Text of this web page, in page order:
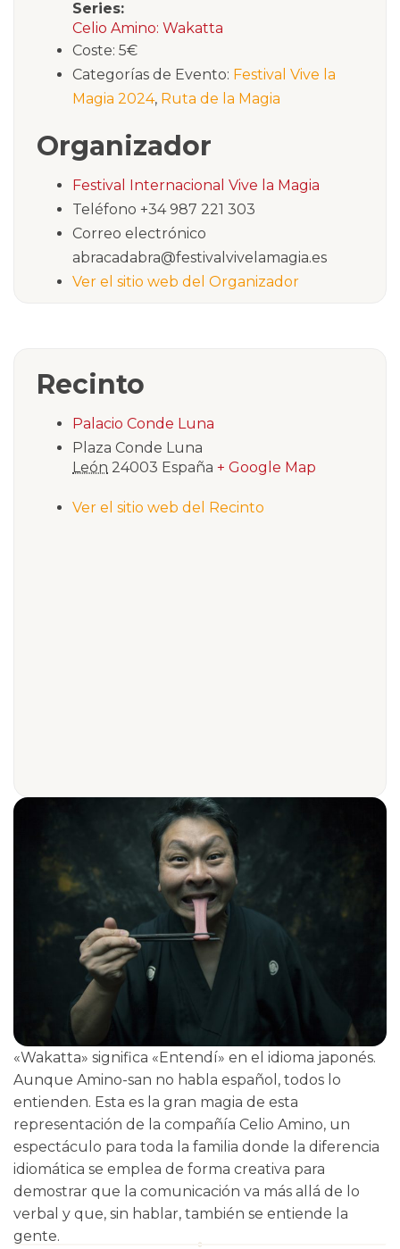
Series:
Celio Amino: Wakatta
Coste: 5€
Categorías de Evento: Festival Vive la
Magia 2024, Ruta de la Magia
Organizador
Festival Internacional Vive la Magia
Teléfono +34 987 221 303
Correo electrónico
abracadabra@festivalvivelamagia.es
Ver el sitio web del Organizador
Recinto
Palacio Conde Luna
Plaza Conde Luna
León 24003 España + Google Map
Ver el sitio web del Recinto
«Wakatta» significa «Entendí» en el idioma japonés.
Aunque Amino-san no habla español, todos lo
entienden. Esta es la gran magia de esta
representación de la compañía Celio Amino, un
espectáculo para toda la familia donde la diferencia
idiomática se emplea de forma creativa para
demostrar que la comunicación va más allá de lo
verbal y que, sin hablar, también se entiende la
gente.